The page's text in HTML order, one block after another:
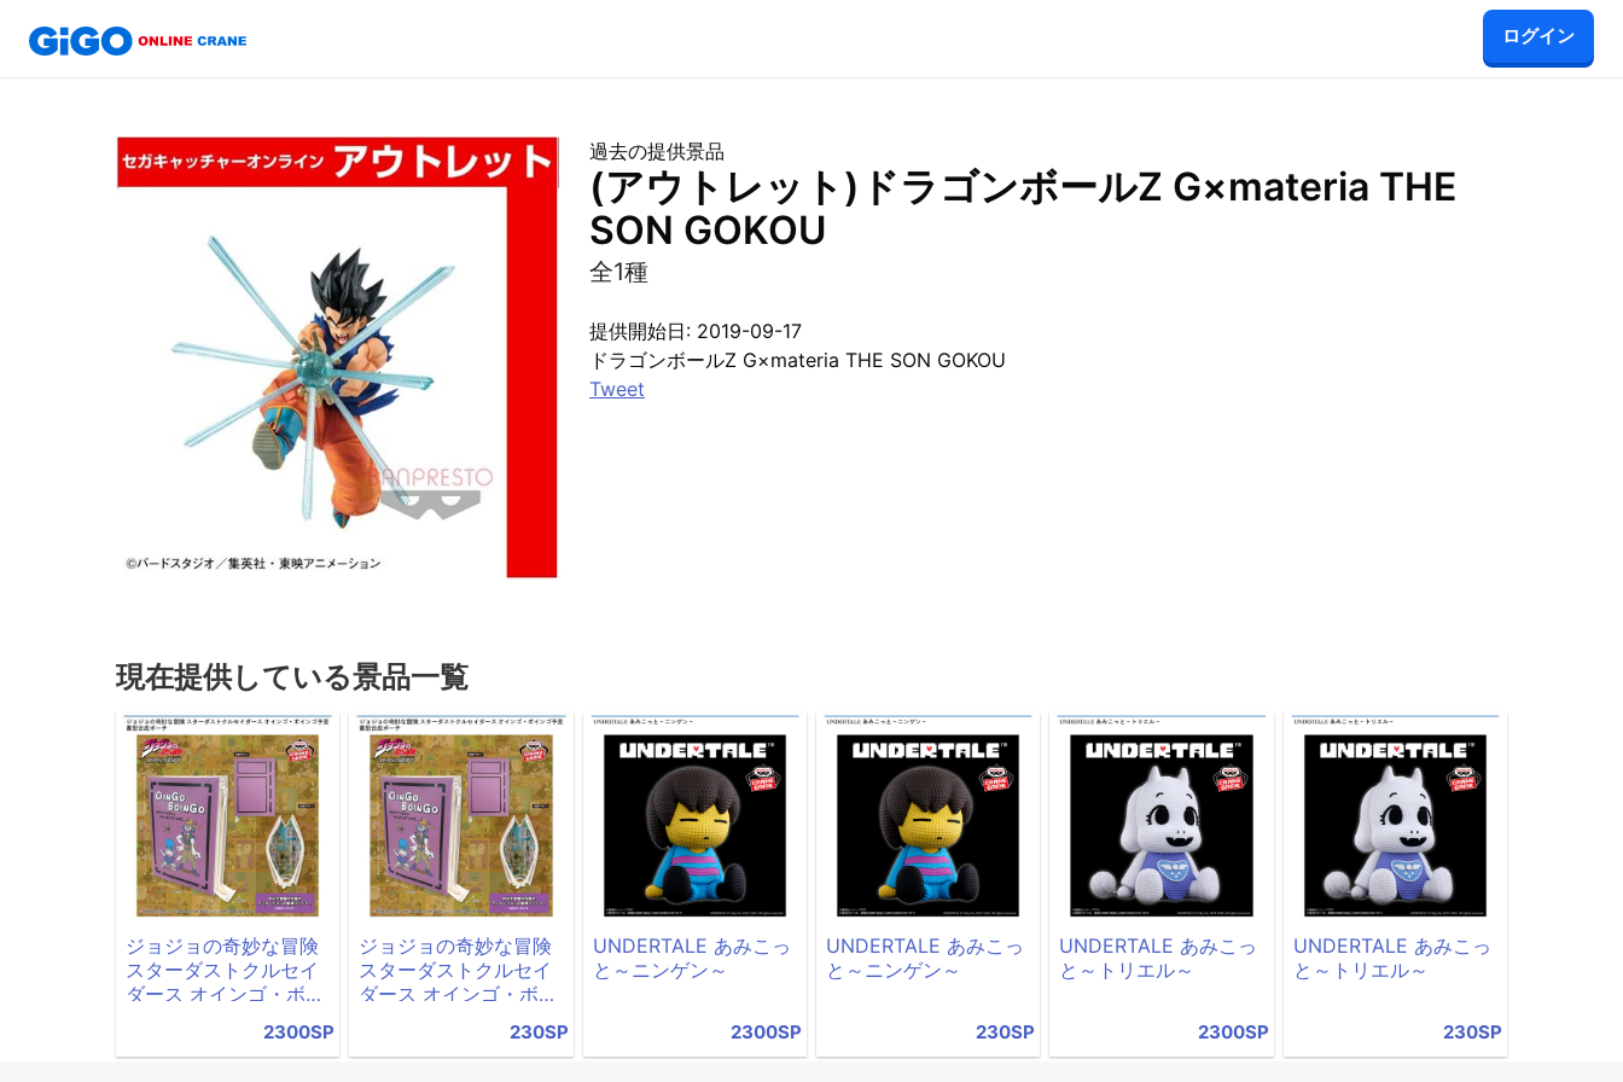
ログイン
過去の提供景品
(アウトレット)ドラゴンボールZ G×materia THE
SON GOKOU
全1種
提供開始日: 2019-09-17
ドラゴンボールZ G×materia THE SON GOKOU
Tweet
現在提供している景品一覧
ジョジョの奇妙な冒険
スターダストクルセイ
ダース オインゴ・ボイ
2300SP
ジョジョの奇妙な冒険
スターダストクルセイ
ダース オインゴ・ボイ
230SP
UNDERTALE あみこっ
と～ニンゲン～
2300SP
UNDERTALE あみこっ
と～ニンゲン～
230SP
UNDERTALE あみこっ
と～トリエル～
2300SP
UNDERTALE あみこっ
と～トリエル～
230SP